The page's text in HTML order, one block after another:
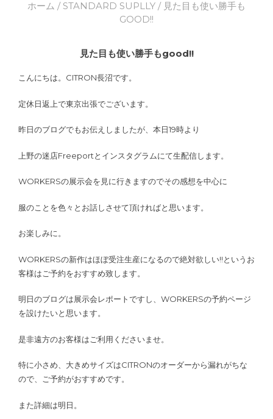
ホーム / STANDARD SUPLLY / 見た目も使い勝手も
GOOD!!
見た目も使い勝手もgood!!
こんにちは。CITRON長沼です。
定休日返上で東京出張でございます。
昨日のブログでもお伝えしましたが、本日19時より
上野の迷店Freeportとインスタグラムにて生配信します。
WORKERSの展示会を見に行きますのでその感想を中心に
服のことを色々とお話しさせて頂ければと思います。
お楽しみに。
WORKERSの新作はほぼ受注生産になるので絶対欲しい!!というお
客様はご予約をおすすめ致します。
明日のブログは展示会レポートですし、WORKERSの予約ページ
を設けたいと思います。
是非遠方のお客様はご利用くださいませ。
特に小さめ、大きめサイズはCITRONのオーダーから漏れがちな
ので、ご予約がおすすめです。
また詳細は明日。